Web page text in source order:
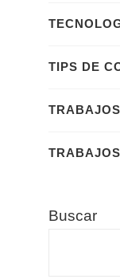
TIPS DE
Buscar